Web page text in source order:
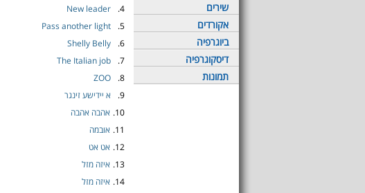
שירים
אקורדים
ביוגרפיה
דיסקוגרפיה
תמונות
4.
New leader
5.
Pass another light
6.
Shelly Belly
7.
The Italian job
8.
ZOO
9.
א יידישע זינגר
10. אהבה אהבה
11. אובמה
12. אט אט
13. איזה מזל
14. איזה מזל